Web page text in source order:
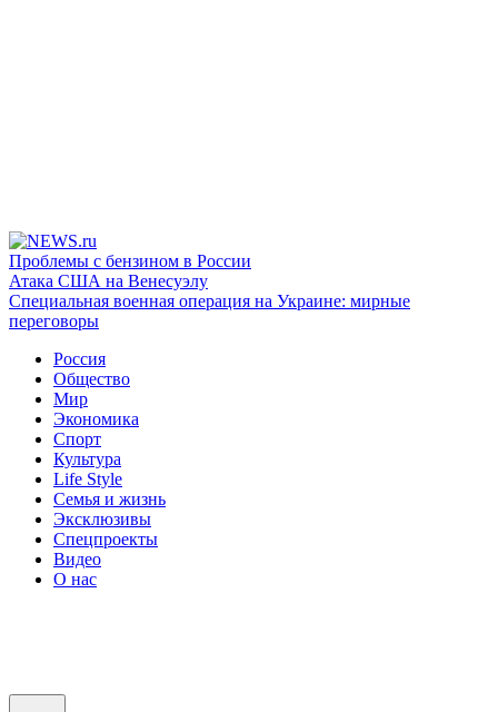
Проблемы с бензином в России
Атака США на Венесуэлу
Специальная военная операция на Украине: мирные
переговоры
Россия
Общество
Мир
Экономика
Спорт
Культура
Life Style
Семья и жизнь
Эксклюзивы
Спецпроекты
Видео
О нас